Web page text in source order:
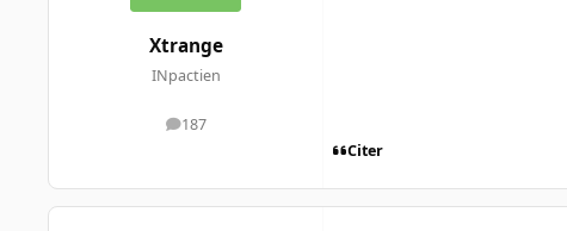
Xtrange
INpactien
187
messages
Citer